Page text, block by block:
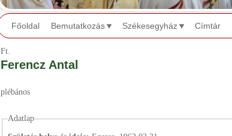
Főoldal Bemutatkozás Székesegyház Címtár
Ft.
Ferencz Antal
plébános
Adatlap